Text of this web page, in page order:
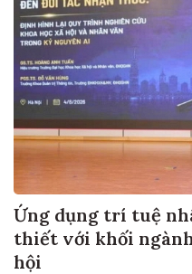
Ứng dụng trí tuệ
thiết với khối
hội